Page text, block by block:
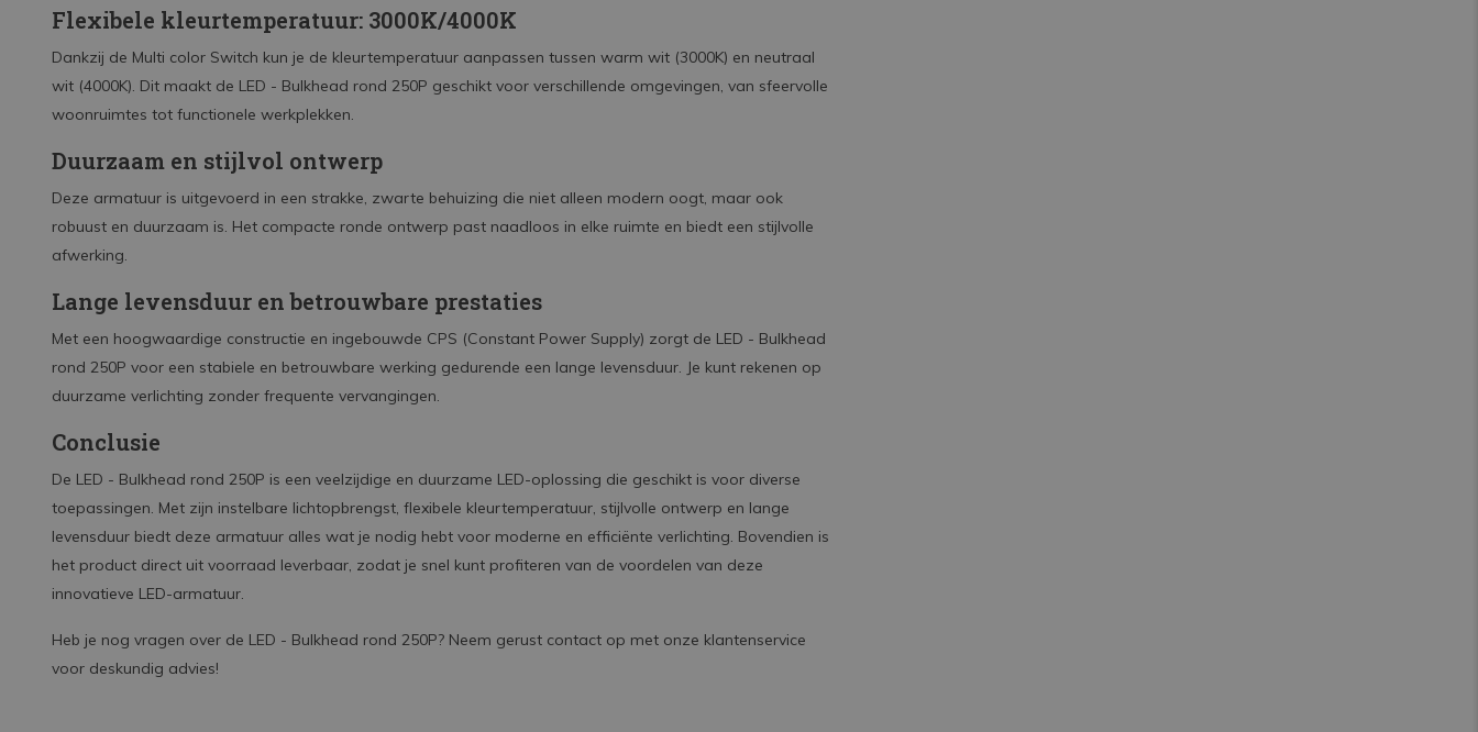
Flexibele kleurtemperatuur: 3000K/4000K
Dankzij de Multi color Switch kun je de kleurtemperatuur aanpassen tussen warm wit (3000K) en neutraal
wit (4000K). Dit maakt de LED - Bulkhead rond 250P geschikt voor verschillende omgevingen, van sfeervolle
woonruimtes tot functionele werkplekken.
Duurzaam en stijlvol ontwerp
Deze armatuur is uitgevoerd in een strakke, zwarte behuizing die niet alleen modern oogt, maar ook
robuust en duurzaam is. Het compacte ronde ontwerp past naadloos in elke ruimte en biedt een stijlvolle
afwerking.
Lange levensduur en betrouwbare prestaties
Met een hoogwaardige constructie en ingebouwde CPS (Constant Power Supply) zorgt de LED - Bulkhead
rond 250P voor een stabiele en betrouwbare werking gedurende een lange levensduur. Je kunt rekenen op
duurzame verlichting zonder frequente vervangingen.
Conclusie
De LED - Bulkhead rond 250P is een veelzijdige en duurzame LED-oplossing die geschikt is voor diverse
toepassingen. Met zijn instelbare lichtopbrengst, flexibele kleurtemperatuur, stijlvolle ontwerp en lange
levensduur biedt deze armatuur alles wat je nodig hebt voor moderne en efficiënte verlichting. Bovendien is
het product direct uit voorraad leverbaar, zodat je snel kunt profiteren van de voordelen van deze
innovatieve LED-armatuur.
Heb je nog vragen over de LED - Bulkhead rond 250P? Neem gerust contact op met onze klantenservice
voor deskundig advies!